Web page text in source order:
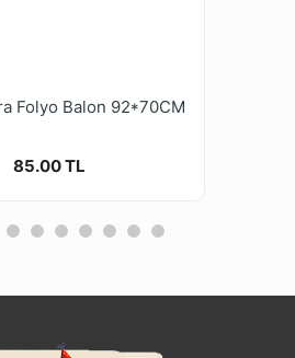
Folyo Balon 92*70CM
85.00 TL